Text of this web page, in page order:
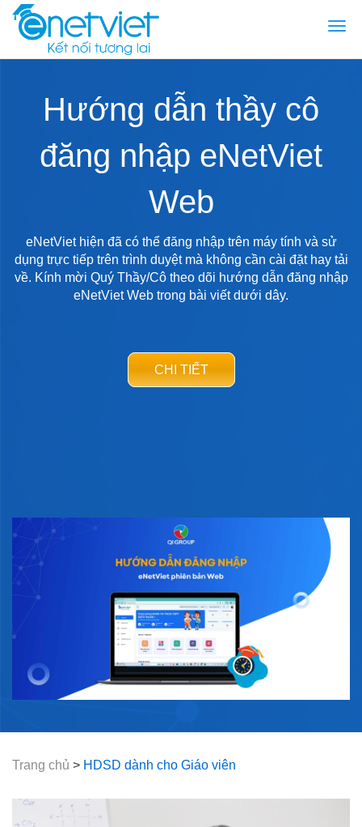
Hướng dẫn thầy cô
đăng nhập eNetViet
Web
eNetViet hiện đã có thể đăng nhập trên máy tính và sử
dụng trực tiếp trên trình duyệt mà không cần cài đặt hay tải
về. Kính mời Quý Thầy/Cô theo dõi hướng dẫn đăng nhập
eNetViet Web trong bài viết dưới dây.
CHI TIẾT
Trang chủ > HDSD dành cho Giáo viên